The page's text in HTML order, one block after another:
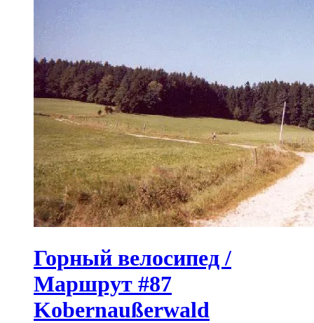
Горный велосипед /
Маршрут #87
Kobernaußerwald